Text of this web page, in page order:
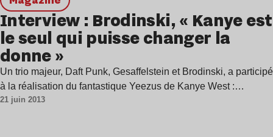
Interview : Brodinski, « Kanye est
le seul qui puisse changer la
donne »
Un trio majeur, Daft Punk, Gesaffelstein et Brodinski, a participé
à la réalisation du fantastique Yeezus de Kanye West :…
21 juin 2013